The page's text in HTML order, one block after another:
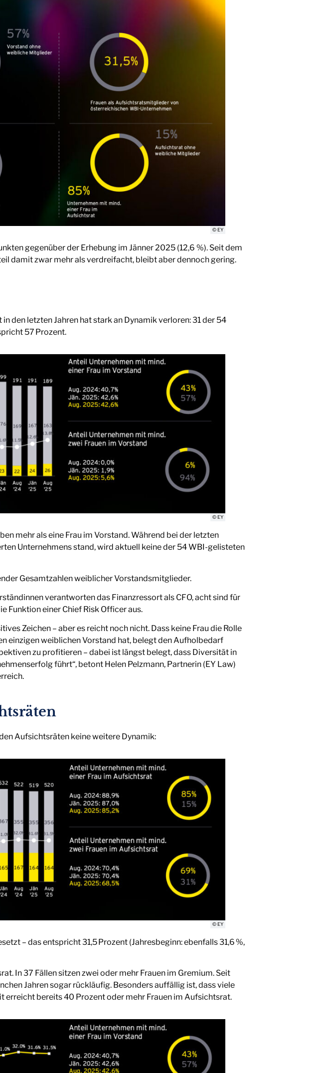
© EY
gegenüber der Erhebung im Jänner 2025 (12,6 %). Seit dem
damit zwar mehr als verdreifacht, bleibt aber dennoch gering.
den letzten Jahren hat stark an Dynamik verloren: 31 der 54
57 Prozent.
© EY
mehr als eine Frau im Vorstand. Während bei der letzten
Unternehmens stand, wird aktuell keine der 54 WBI-gelisteten
Gesamtzahlen weiblicher Vorstandsmitglieder.
verantworten das Finanzressort als CFO, acht sind für
Funktion einer Chief Risk Officer aus.
Zeichen – aber es reicht noch nicht. Dass keine Frau die Rolle
einzigen weiblichen Vorstand hat, belegt den Aufholbedarf
zu profitieren – dabei ist längst belegt, dass Diversität in
führt“, betont Helen Pelzmann, Partnerin (EY Law)
Aufsichtsräten keine weitere Dynamik:
© EY
– das entspricht 31,5 Prozent (Jahresbeginn: ebenfalls 31,6 %,
In 37 Fällen sitzen zwei oder mehr Frauen im Gremium. Seit
Jahren sogar rückläufig. Besonders auffällig ist, dass viele
erreicht bereits 40 Prozent oder mehr Frauen im Aufsichtsrat.